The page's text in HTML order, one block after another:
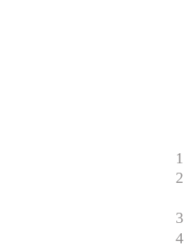
1
2
3
4